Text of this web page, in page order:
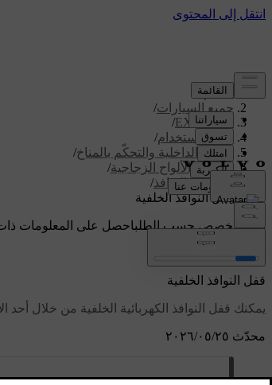
الدعم/
جميع السيارات/
EX30 2027
/
دليل الاستخدام/
الراحة الداخلية والتحكّم بالمناخ/
النوافذ والألواح الزجاجية/
تشغيل النوافذ/
قفل النوافذ الخلفية
دعم مخصص حسب الطلباحصل على المعلومات
تسجيل الدخول
محدّث ٢٥‏/٠٥‏/٢٠٢٦
قفل النوافذ الخلفية
يمكنك قفل النوافذ الكهربائية الخلفية من خلال